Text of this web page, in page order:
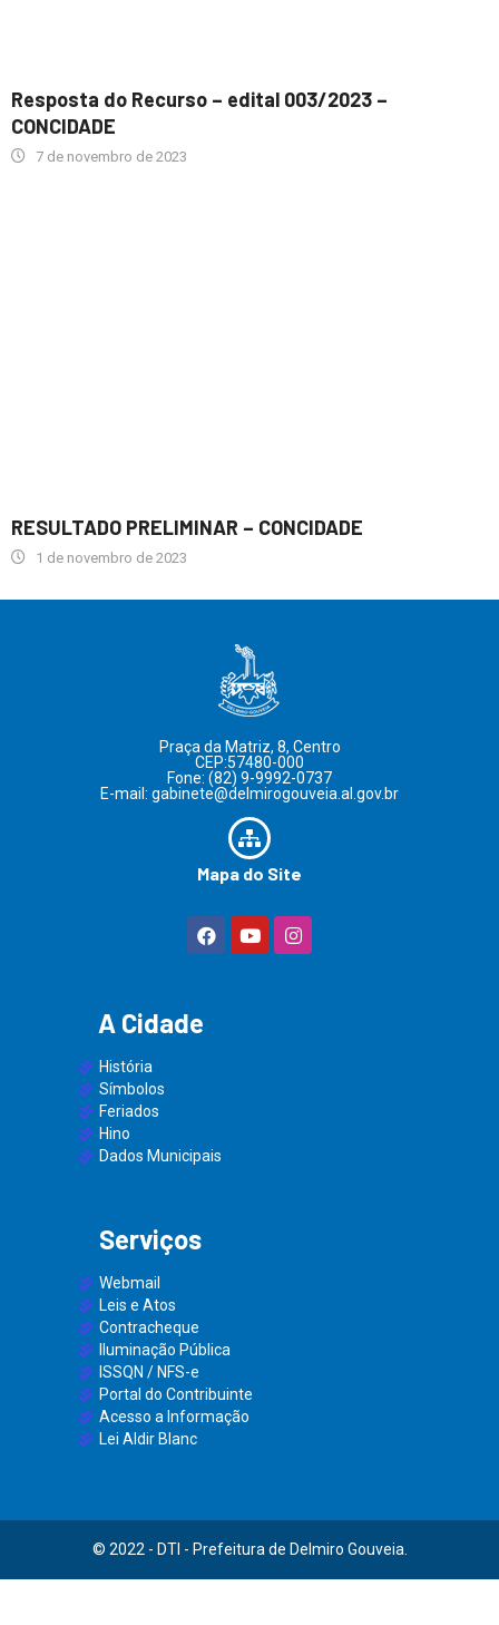
Resposta do Recurso – edital 003/2023 –
CONCIDADE
7 de novembro de 2023
RESULTADO PRELIMINAR – CONCIDADE
1 de novembro de 2023
Praça da Matriz, 8, Centro
CEP:57480-000
Fone: (82) 9-9992-0737
E-mail: gabinete@delmirogouveia.al.gov.br
Mapa do Site
A Cidade
História
Símbolos
Feriados
Hino
Dados Municipais
Serviços
Webmail
Leis e Atos
Contracheque
Iluminação Pública
ISSQN / NFS-e
Portal do Contribuinte
Acesso a Informação
Lei Aldir Blanc
© 2022 - DTI - Prefeitura de Delmiro Gouveia.